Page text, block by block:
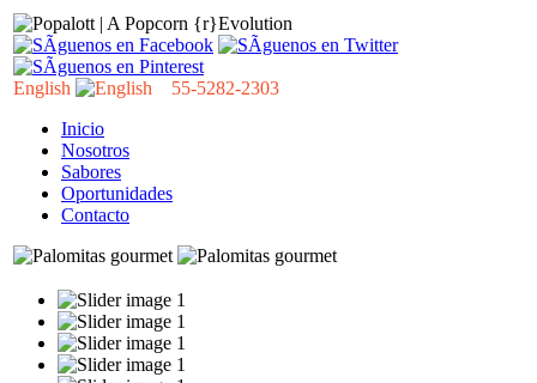
English
55-5282-2303
Inicio
Nosotros
Sabores
Oportunidades
Contacto